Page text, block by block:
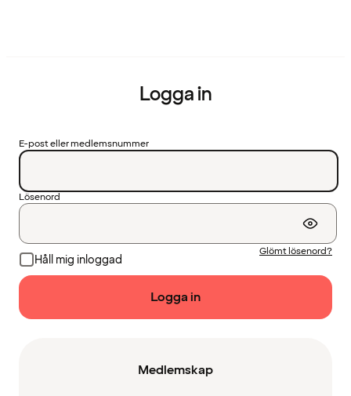
Logga in
E-post eller medlemsnummer
Lösenord
Håll mig inloggad
Glömt lösenord?
Logga in
Medlemskap